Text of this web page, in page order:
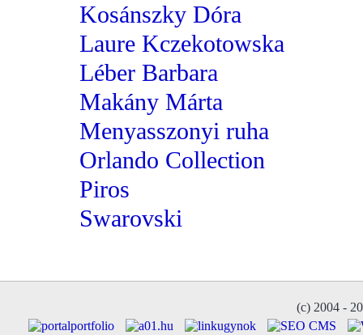
Kosánszky Dóra
Laure Kczekotowska
Léber Barbara
Makány Márta
Menyasszonyi ruha
Orlando Collection
Piros
Swarovski
(c) 2004 -